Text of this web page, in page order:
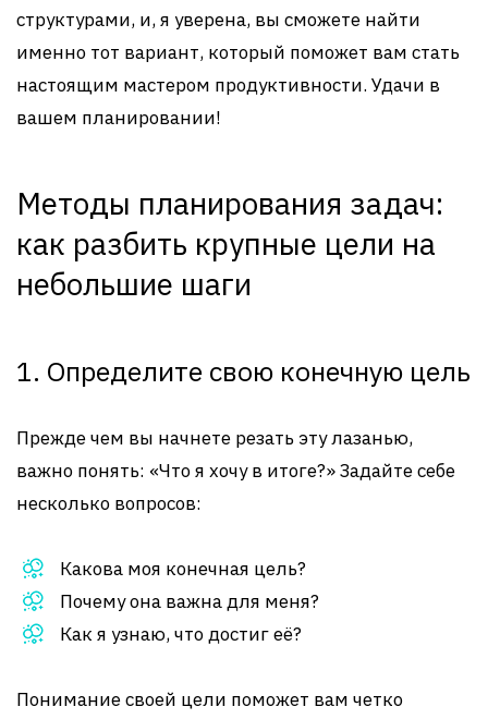
структурами, и, я уверена, вы сможете найти
именно тот вариант, который поможет вам стать
настоящим мастером продуктивности. Удачи в
вашем планировании!
Методы планирования задач:
как разбить крупные цели на
небольшие шаги
1. Определите свою конечную цель
Прежде чем вы начнете резать эту лазанью,
важно понять: «Что я хочу в итоге?» Задайте себе
несколько вопросов:
Какова моя конечная цель?
Почему она важна для меня?
Как я узнаю, что достиг её?
Понимание своей цели поможет вам четко